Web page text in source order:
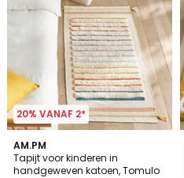
20% VANAF 2*
AM.PM
Tapijt voor kinderen in
handgeweven katoen, Tomulo
4.5
/ 5